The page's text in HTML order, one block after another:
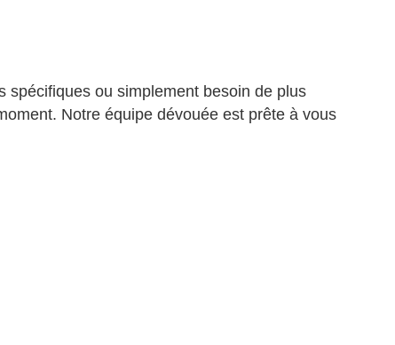
spécifiques ou simplement besoin de plus
Notre équipe dévouée est prête à vous